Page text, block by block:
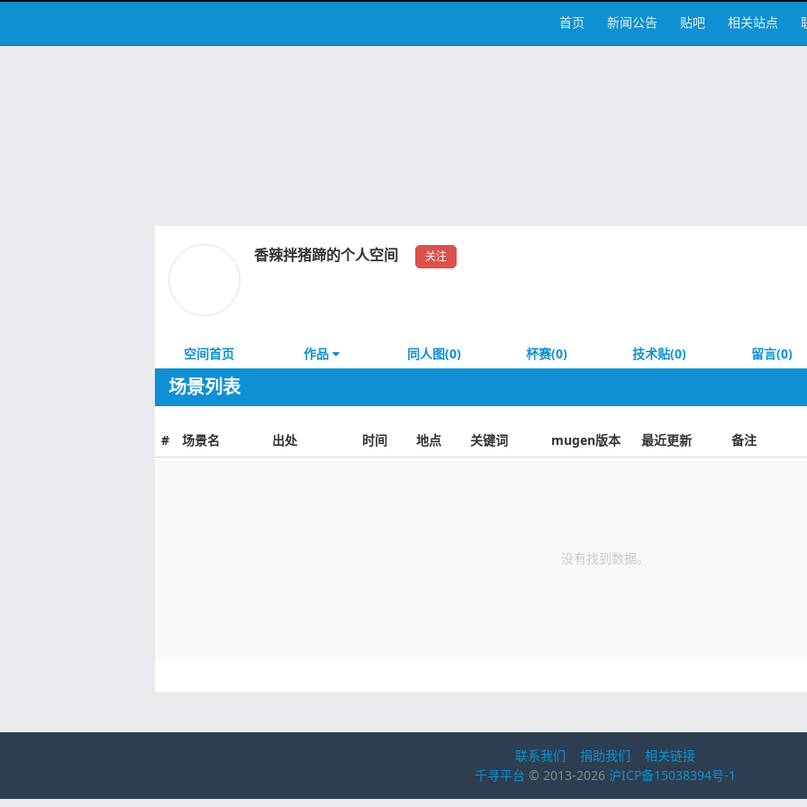
首页 新闻公告 贴吧 相关站点
香辣拌猪蹄的个人空间 关注
空间首页 作品 同人图(0) 杯赛(0) 技术贴(0) 留言(0)
场景列表
# 场景名 出处 时间 地点 关键词 mugen版本 最近更新 备注
没有找到数据。
联系我们 捐助我们
相关链接
千寻平台 © 2013-2026 沪ICP备15038394号-1